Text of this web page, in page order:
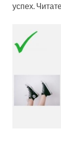
успех.